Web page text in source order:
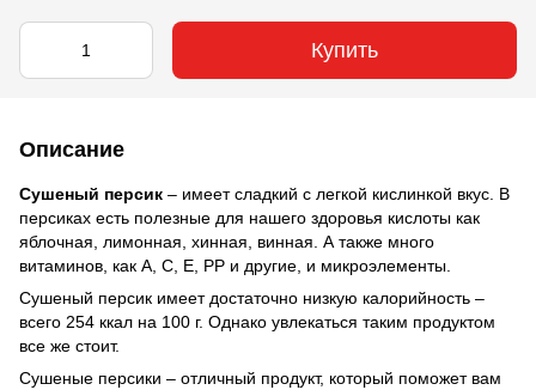
Купить
Описание
Сушеный персик – имеет сладкий с легкой кислинкой вкус. В
персиках есть полезные для нашего здоровья кислоты как
яблочная, лимонная, хинная, винная. А также много
витаминов, как А, С, Е, РР и другие, и микроэлементы.
Сушеный персик имеет достаточно низкую калорийность –
всего 254 ккал на 100 г. Однако увлекаться таким продуктом
все же стоит.
Сушеные персики – отличный продукт, который поможет вам